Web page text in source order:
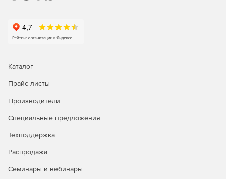
устранения неисправностей
предупреждения.
оборудования.
Модуль 4. Безопасность труда при
эксплуатации сушилок
Требования охраны труда при проведении
Каталог
Прайс-листы
Производители
Специальные предложения
Техподдержка
Распродажа
Семинары и вебинары